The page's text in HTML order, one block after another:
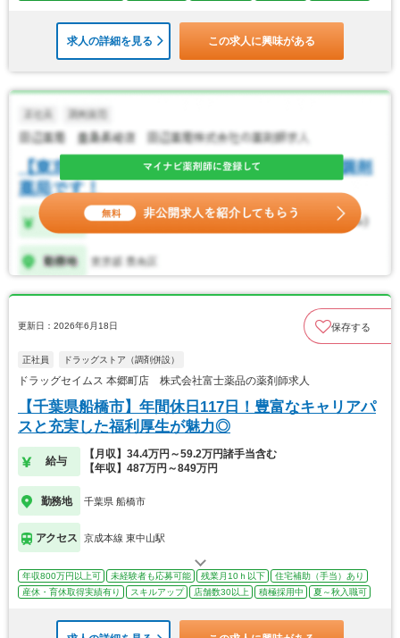
求人の詳細を見る この求人に興味がある
更新日：2026年6月18日 保存する
正社員 ドラッグストア（調剤併設）
ドラッグセイムス 本郷町店 株式会社富士薬品の薬剤師求人
【千葉県船橋市】年間休日117日！豊富なキャリアパ
スと充実した福利厚生が魅力◎
給与
【月収】34.4万円～59.2万円諸手当含む
【年収】487万円～849万円
勤務地 千葉県 船橋市
アクセス 京成本線 東中山駅
年収800万円以上可 未経験者も応募可能 残業月10ｈ以下
住宅補助（手当）あり
産休・育休取得実績有り
スキルアップ 店舗数30以上 積極採用中 夏～秋入職可